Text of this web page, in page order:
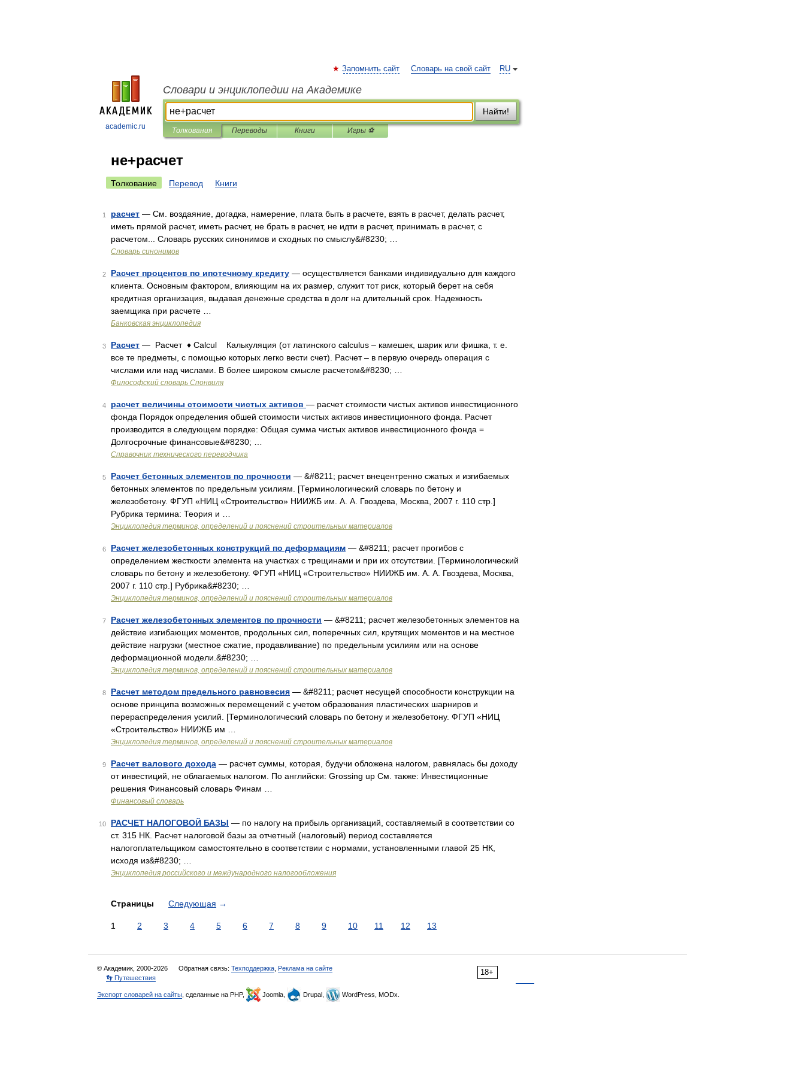
academic.ru
RU
Запомнить сайт Словарь на свой сайт
Словари и энциклопедии на Академике
Найти!
Толкования Переводы Книги Игры ⚽
не+расчет
Толкование Перевод Книги
1 расчет — См. воздаяние, догадка, намерение, плата быть в расчете, взять в расчет, делать расчет,
иметь прямой расчет, иметь расчет, не брать в расчет, не идти в расчет, принимать в расчет, с
расчетом... Словарь русских синонимов и сходных по смыслу&#8230; …
Словарь синонимов
2 Расчет процентов по ипотечному кредиту — осуществляется банками индивидуально для каждого
клиента. Основным фактором, влияющим на их размер, служит тот риск, который берет на себя
кредитная организация, выдавая денежные средства в долг на длительный срок. Надежность
заемщика при расчете …
Банковская энциклопедия
3 Расчет — Расчет ♦ Calcul Калькуляция (от латинского calculus – камешек, шарик или фишка, т. е.
все те предметы, с помощью которых легко вести счет). Расчет – в первую очередь операция с
числами или над числами. В более широком смысле расчетом&#8230; …
Философский словарь Спонвиля
4 расчет величины стоимости чистых активов — расчет стоимости чистых активов инвестиционного
фонда Порядок определения обшей стоимости чистых активов инвестиционного фонда. Расчет
производится в следующем порядке: Общая сумма чистых активов инвестиционного фонда =
Долгосрочные финансовые&#8230; …
Справочник технического переводчика
5 Расчет бетонных элементов по прочности — &#8211; расчет внецентренно сжатых и изгибаемых
бетонных элементов по предельным усилиям. [Терминологический словарь по бетону и
железобетону. ФГУП «НИЦ «Строительство» НИИЖБ им. А. А. Гвоздева, Москва, 2007 г. 110 стр.]
Рубрика термина: Теория и …
Энциклопедия терминов, определений и пояснений строительных материалов
6 Расчет железобетонных конструкций по деформациям — &#8211; расчет прогибов с
определением жесткости элемента на участках с трещинами и при их отсутствии. [Терминологический
словарь по бетону и железобетону. ФГУП «НИЦ «Строительство» НИИЖБ им. А. А. Гвоздева, Москва,
2007 г. 110 стр.] Рубрика&#8230; …
Энциклопедия терминов, определений и пояснений строительных материалов
7 Расчет железобетонных элементов по прочности — &#8211; расчет железобетонных элементов на
действие изгибающих моментов, продольных сил, поперечных сил, крутящих моментов и на местное
действие нагрузки (местное сжатие, продавливание) по предельным усилиям или на основе
деформационной модели.&#8230; …
Энциклопедия терминов, определений и пояснений строительных материалов
8 Расчет методом предельного равновесия — &#8211; расчет несущей способности конструкции на
основе принципа возможных перемещений с учетом образования пластических шарниров и
перераспределения усилий. [Терминологический словарь по бетону и железобетону. ФГУП «НИЦ
«Строительство» НИИЖБ им …
Энциклопедия терминов, определений и пояснений строительных материалов
9 Расчет валового дохода — расчет суммы, которая, будучи обложена налогом, равнялась бы доходу
от инвестиций, не облагаемых налогом. По английски: Grossing up См. также: Инвестиционные
решения Финансовый словарь Финам …
Финансовый словарь
10 РАСЧЕТ НАЛОГОВОЙ БАЗЫ — по налогу на прибыль организаций, составляемый в соответствии со
ст. 315 НК. Расчет налоговой базы за отчетный (налоговый) период составляется
налогоплательщиком самостоятельно в соответствии с нормами, установленными главой 25 НК,
исходя из&#8230; …
Энциклопедия российского и международного налогообложения
Страницы Следующая →
1 2 3 4 5 6 7 8 9 10 11 12 13
18+
© Академик, 2000-2026 Обратная связь: Техподдержка Реклама на сайте
👣 Путешествия
Экспорт словарей на сайты , сделанные на PHP, Joomla, Drupal, WordPress, MODx.